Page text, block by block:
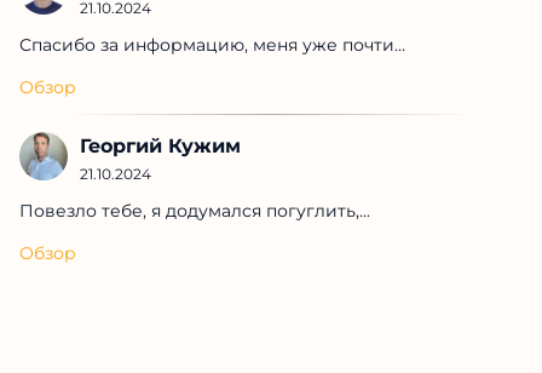
21.10.2024
Спасибо за информацию, меня уже почти...
Обзор
Георгий Кужим
21.10.2024
Повезло тебе, я додумался погуглить,...
Обзор